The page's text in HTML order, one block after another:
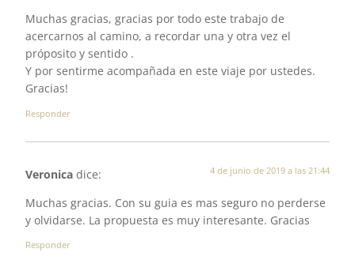
Muchas gracias, gracias por todo este trabajo de
acercarnos al camino, a recordar una y otra vez el
próposito y sentido .
Y por sentirme acompañada en este viaje por ustedes.
Gracias!
Responder
Veronica dice: 4 de junio de 2019 a las 21:44
Muchas gracias. Con su guia es mas seguro no perderse
y olvidarse. La propuesta es muy interesante. Gracias
Responder